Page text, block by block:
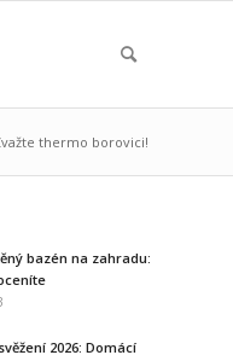
thermo borovici!
bazén na zahradu:
2026: Domácí